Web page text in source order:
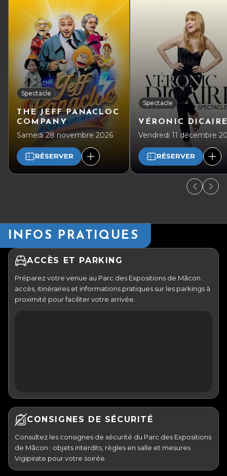
Spectacle
THE JEFF PANACLOC
COMPANY
Samedi 28 novembre 2026
RÉSERVER
Spectacle
VÉRONIC
Vendredi 11 décembre
RÉSERVER
INFOS PRATIQUES
ACCÈS ET PARKING
Préparez votre venue au Parc des Expositions de Mâcon :
accès, itinéraires et informations pratiques sur les parkings à
proximité pour faciliter votre arrivée.
CONSIGNES DE SÉCURITÉ
Consultez les consignes de sécurité du Parc des Expositions
de Mâcon : objets interdits, règles en salle et mesures
Vigipirate pour votre soirée.